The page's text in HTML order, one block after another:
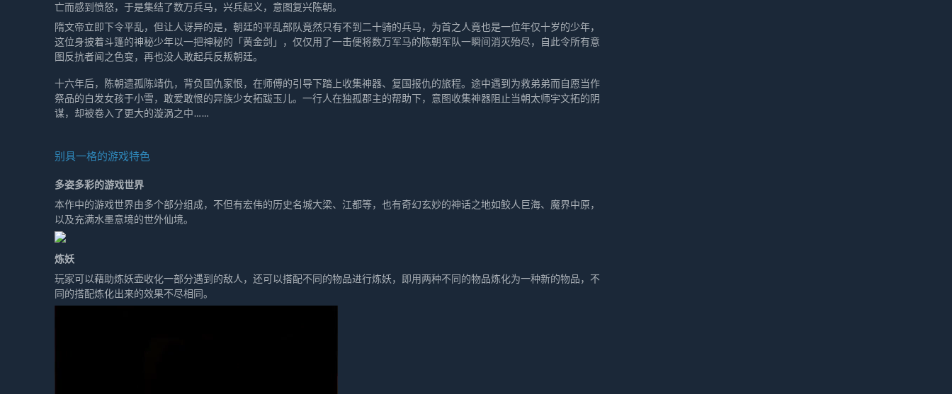
亡而感到愤怒，于是集结了数万兵马，兴兵起义，意图复兴陈朝。
隋文帝立即下令平乱，但让人讶异的是，朝廷的平乱部队竟然只有不到二十骑的兵马，为首之人竟也是一位年仅十岁的少年，
这位身披着斗篷的神秘少年以一把神秘的「黄金剑」，仅仅用了一击便将数万军马的陈朝军队一瞬间消灭殆尽，自此令所有意
图反抗者闻之色变，再也没人敢起兵反叛朝廷。
十六年后，陈朝遗孤陈靖仇，背负国仇家恨，在师傅的引导下踏上收集神器、复国报仇的旅程。途中遇到为救弟弟而自愿当作
祭品的白发女孩于小雪，敢爱敢恨的异族少女拓跋玉儿。一行人在独孤郡主的帮助下，意图收集神器阻止当朝太师宇文拓的阴
谋，却被卷入了更大的漩涡之中……
别具一格的游戏特色
多姿多彩的游戏世界
本作中的游戏世界由多个部分组成，不但有宏伟的历史名城大梁、江都等，也有奇幻玄妙的神话之地如鲛人巨海、魔界中原，
以及充满水墨意境的世外仙境。
炼妖
玩家可以藉助炼妖壶收化一部分遇到的敌人，还可以搭配不同的物品进行炼妖，即用两种不同的物品炼化为一种新的物品，不
同的搭配炼化出来的效果不尽相同。